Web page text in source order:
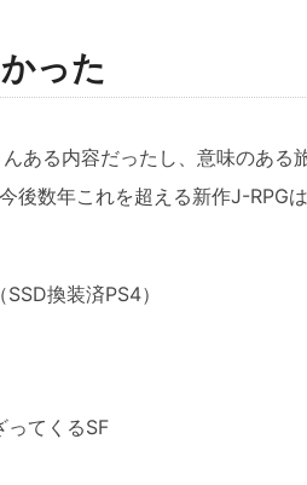
った
ある内容だったし、意味のある
後数年これを超える新作J-RPG
換装済PS4）
ってくるSF